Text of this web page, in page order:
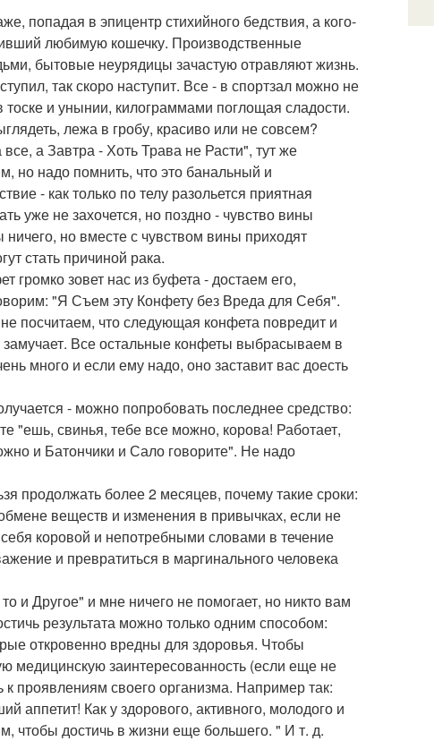
попадая в эпицентр стихийного бедствия, а кого-
любимую кошечку. Производственные
бытовые неурядицы зачастую отравляют жизнь.
так скоро наступит. Все - в спортзал можно не
и унынии, килограммами поглощая сладости.
лежа в гробу, красиво или не совсем?
а Завтра - Хоть Трава не Расти", тут же
но надо помнить, что это банальный и
- как только по телу разольется приятная
уже не захочется, но поздно - чувство вины
но вместе с чувством вины приходят
стать причиной рака.
громко зовет нас из буфета - достаем его,
"Я Съем эту Конфету без Вреда для Себя".
посчитаем, что следующая конфета повредит и
Все остальные конфеты выбрасываем в
много и если ему надо, оно заставит вас доесть
- можно попробовать последнее средство:
"ешь, свинья, тебе все можно, корова! Работает,
и Батончики и Сало говорите". Не надо
продолжать более 2 месяцев, почему такие сроки:
веществ и изменения в привычках, если не
коровой и непотребными словами в течение
и превратиться в маргинального человека
и Другое" и мне ничего не помогает, но никто вам
результата можно только одним способом:
откровенно вредны для здоровья. Чтобы
медицинскую заинтересованность (если еще не
проявлениям своего организма. Например так:
аппетит! Как у здорового, активного, молодого и
чтобы достичь в жизни еще большего. " И т. д.